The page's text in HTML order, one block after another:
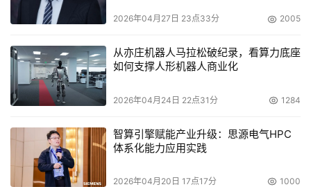
9个分论坛分别围绕教育、交通、文旅消费、计算视听、金
融与安全、气象、医疗、端侧推理、互联网行业应用等热门
政府相关单位共同参与，推动全产业链协同发展。
AI+端侧推理分论坛以“智能无界，推理无疆”为主题，邀请
2026年04月27日 23点33分 2005
从亦庄机器人马拉松破纪录，看算力底座
如何支撑人形机器人商业化
2026年04月24日 22点31分 1284
智算引擎赋能产业升级：思源电气HPC
体系化能力应用实践
2026年04月20日 17点17分 1000